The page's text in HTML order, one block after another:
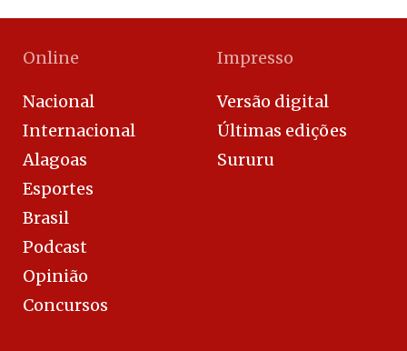
Online
Nacional
Internacional
Alagoas
Esportes
Brasil
Podcast
Opinião
Concursos
Impresso
Versão digital
Últimas edições
Sururu